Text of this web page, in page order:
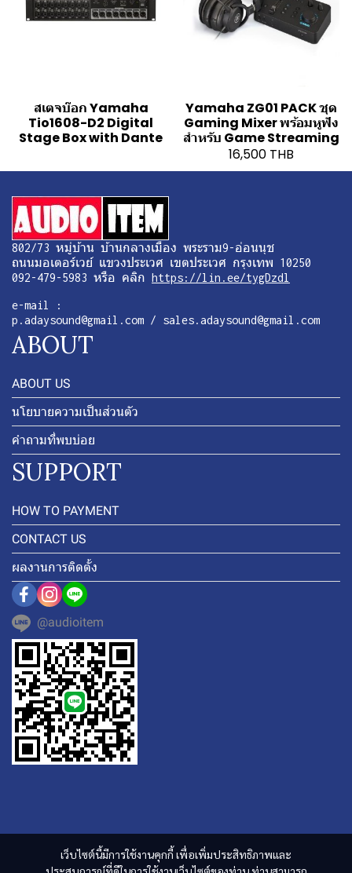
สเตจบ๊อก Yamaha
Tio1608-D2 Digital
Stage Box with Dante
Yamaha ZG01 PACK ชุด
Gaming Mixer พร้อมหูฟัง
สำหรับ Game Streaming
16,500 THB
เว็บไซต์นี้มีการใช้งานคุกกี้ เพื่อเพิ่มประสิทธิภาพและ
802/73 หมู่บ้าน บ้านกลางเมือง พระราม9-อ่อนนุช
ถนนมอเตอร์เวย์ แขวงประเวศ เขตประเวศ กรุงเทพ 10250
092-479-5983 หรือ คลิก https://lin.ee/tygDzdl
e-mail :
p.adaysound@gmail.com / sales.adaysound@gmail.com
ABOUT
ABOUT US
นโยบายความเป็นส่วนตัว
คำถามที่พบบ่อย
SUPPORT
HOW TO PAYMENT
CONTACT US
ผลงานการติดตั้ง
@audioitem